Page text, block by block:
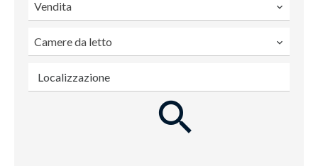
Vendita
Camere da letto
Localizzazione